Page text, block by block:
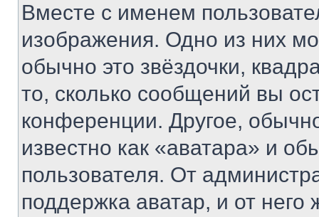
Вместе с именем
изображения. Одно из них
обычно это звёздочки,
то, сколько сообщений вы
конференции. Другое,
известно как «аватара» и
пользователя. От
поддержка аватар, и от него